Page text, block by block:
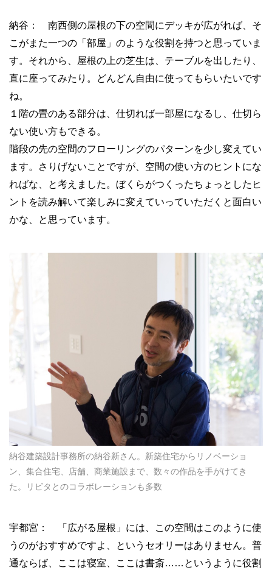
納谷： 南西側の屋根の下の空間にデッキが広がれば、そ
こがまた一つの「部屋」のような役割を持つと思っていま
す。それから、屋根の上の芝生は、テーブルを出したり、
直に座ってみたり。どんどん自由に使ってもらいたいです
ね。
１階の畳のある部分は、仕切れば一部屋になるし、仕切ら
ない使い方もできる。
階段の先の空間のフローリングのパターンを少し変えてい
ます。さりげないことですが、空間の使い方のヒントにな
ればな、と考えました。ぼくらがつくったちょっとしたヒ
ントを読み解いて楽しみに変えていっていただくと面白い
かな、と思っています。
納谷建築設計事務所の納谷新さん。新築住宅からリノベーショ
ン、集合住宅、店舗、商業施設まで、数々の作品を手がけてき
た。リビタとのコラボレーションも多数
宇都宮： 「広がる屋根」には、この空間はこのように使
うのがおすすめですよ、というセオリーはありません。普
通ならば、ここは寝室、ここは書斎……というように役割